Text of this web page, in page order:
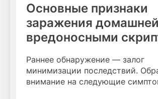
Основные признаки
заражения
вредоносными
Раннее обнаружение — залог
минимизации последствий.
внимание на следующие